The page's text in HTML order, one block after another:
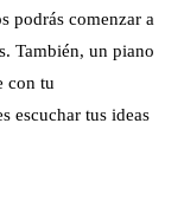
podrás comenzar a
También, un piano
con tu
escuchar tus ideas